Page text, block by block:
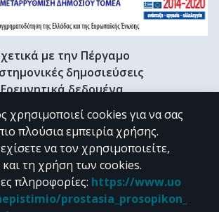
με την Πέργαμο
δημοσιεύσεις
Ερευνητικά δεδομένα
διατριβές & Γκρίζα βιβλιογραφία
Προφίλ Ερευνητή
CC BY-NC 4.0
διαφορετικά, το υλικό της "Περγάμου" διατίθεται
χρησιμοποιεί cookies για να σας
πλούσια εμπειρία χρήσης.
να τον χρησιμοποιείτε,
τη χρήση των cookies.
πληροφορίες: https://www.uo
prostasia_prosopikon_